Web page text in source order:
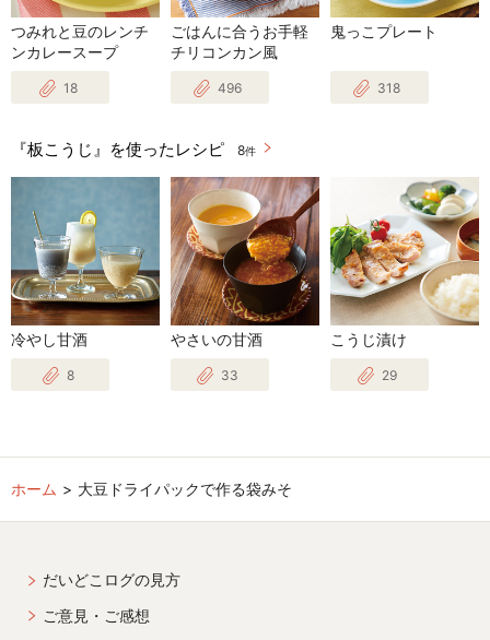
つみれと豆のレンチ
ンカレースープ
18
ごはんに合うお手軽
チリコンカン風
496
鬼っこプレート
318
『板こうじ』を使ったレシピ 8件
冷やし甘酒
8
やさいの甘酒
33
こうじ漬け
29
ホーム 大豆ドライパックで作る袋みそ
だいどこログの見方
ご意見・ご感想